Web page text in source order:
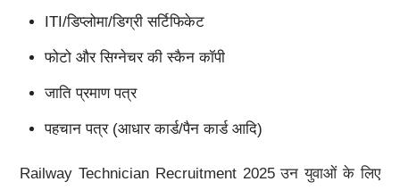
ITI/डिप्लोमा/डिग्री सर्टिफिकेट
फोटो और सिग्नेचर की स्कैन कॉपी
जाति प्रमाण पत्र
पहचान पत्र (आधार कार्ड/पैन कार्ड आदि)
Railway Technician Recruitment 2025 उन युवाओं के लिए